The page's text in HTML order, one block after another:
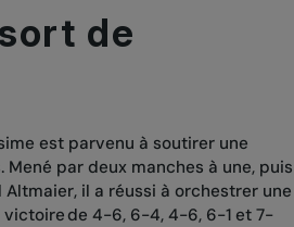
de
est parvenu à soutirer une
par deux manches à une, puis
il a réussi à orchestrer une
de 4-6, 6-4, 4-6, 6-1 et 7-